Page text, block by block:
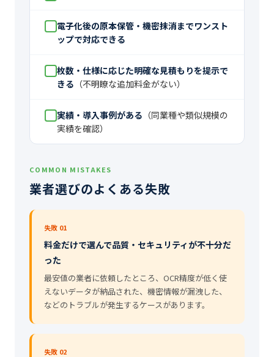
電子化後の原本保管・機密抹消までワンスト
ップで対応できる
枚数・仕様に応じた明確な見積もりを提示で
きる （不明瞭な追加料金がない）
実績・導入事例がある （同業種や類似規模の
実績を確認）
COMMON MISTAKES
業者選びのよくある失敗
失敗 01
料金だけで選んで品質・セキュリティが不十分だ
った
最安値の業者に依頼したところ、OCR精度が低く使
えないデータが納品された、機密情報が漏洩した、
などのトラブルが発生するケースがあります。
失敗 02